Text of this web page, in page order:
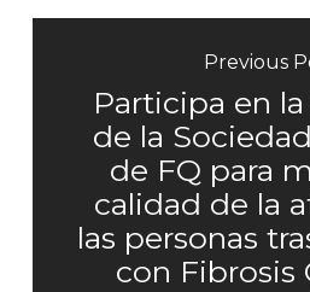
Previous
Participa en
de la
de FQ para
calidad de la
las personas
con Fibrosis